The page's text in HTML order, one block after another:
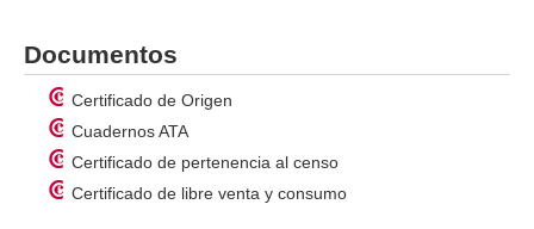
Documentos
Certificado de Origen
Cuadernos ATA
Certificado de pertenencia al censo
Certificado de libre venta y consumo